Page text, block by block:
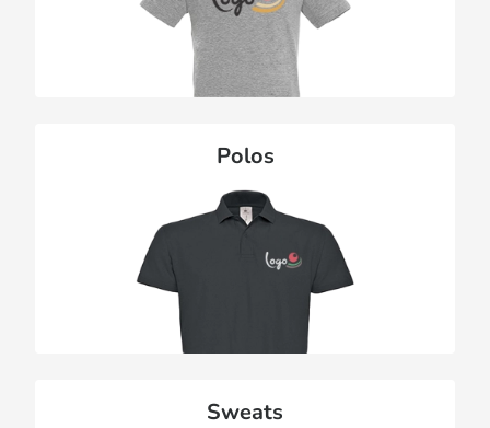
Polos
Sweats